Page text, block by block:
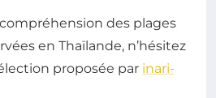
des plages
en Thaïlande, n’hésitez
proposée par inari-